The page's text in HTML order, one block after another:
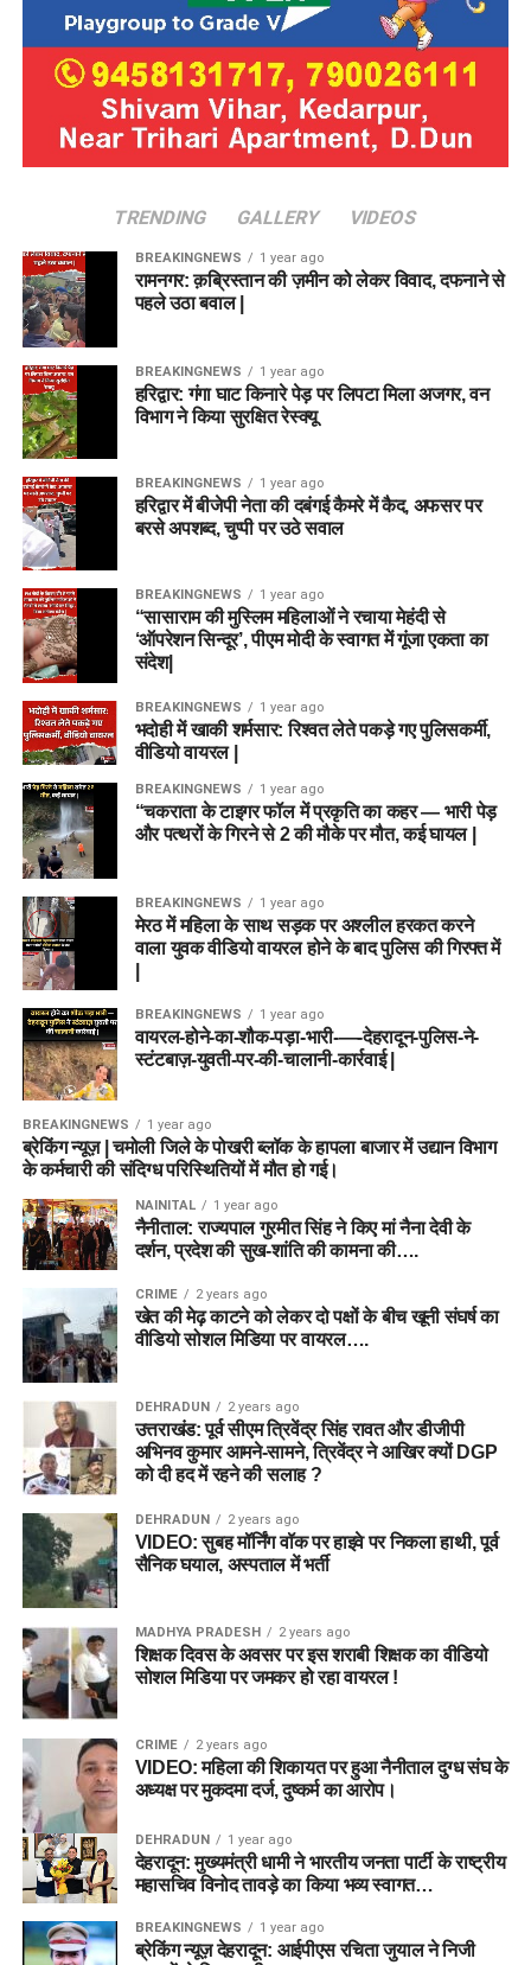
TRENDING GALLERY VIDEOS
BREAKINGNEWS 1 year ago
रामनगर: क़ब्रिस्तान की ज़मीन को लेकर विवाद, दफनाने से
पहले उठा बवाल |
BREAKINGNEWS 1 year ago
हरिद्वार: गंगा घाट किनारे पेड़ पर लिपटा मिला अजगर, वन
विभाग ने किया सुरक्षित रेस्क्यू
BREAKINGNEWS 1 year ago
हरिद्वार में बीजेपी नेता की दबंगई कैमरे में कैद, अफसर पर
बरसे अपशब्द, चुप्पी पर उठे सवाल
BREAKINGNEWS 1 year ago
“सासाराम की मुस्लिम महिलाओं ने रचाया मेहंदी से
‘ऑपरेशन सिन्दूर’, पीएम मोदी के स्वागत में गूंजा एकता का
संदेश|
BREAKINGNEWS 1 year ago
भदोही में खाकी शर्मसार: रिश्वत लेते पकड़े गए पुलिसकर्मी,
वीडियो वायरल |
BREAKINGNEWS 1 year ago
“चकराता के टाइगर फॉल में प्रकृति का कहर — भारी पेड़
और पत्थरों के गिरने से 2 की मौके पर मौत, कई घायल |
BREAKINGNEWS 1 year ago
मेरठ में महिला के साथ सड़क पर अश्लील हरकत करने
वाला युवक वीडियो वायरल होने के बाद पुलिस की गिरफ्त में
BREAKINGNEWS 1 year ago
वायरल-होने-का-शौक-पड़ा-भारी-—-देहरादून-पुलिस-ने-
स्टंटबाज़-युवती-पर-की-चालानी-कार्रवाई |
BREAKINGNEWS 1 year ago
ब्रेकिंग न्यूज़ | चमोली जिले के पोखरी ब्लॉक के हापला बाजार में उद्यान विभाग
के कर्मचारी की संदिग्ध परिस्थितियों में मौत हो गई।
NAINITAL 1 year ago
नैनीताल: राज्यपाल गुरमीत सिंह ने किए मां नैना देवी के
दर्शन, प्रदेश की सुख-शांति की कामना की….
CRIME 2 years ago
खेत की मेढ़ काटने को लेकर दो पक्षों के बीच खूनी संघर्ष का
वीडियो सोशल मिडिया पर वायरल….
DEHRADUN 2 years ago
उत्तराखंड: पूर्व सीएम त्रिवेंद्र सिंह रावत और डीजीपी
अभिनव कुमार आमने-सामने, त्रिवेंद्र ने आखिर क्यों DGP
को दी हद में रहने की सलाह ?
DEHRADUN 2 years ago
VIDEO: सुबह मॉर्निंग वॉक पर हाइवे पर निकला हाथी, पूर्व
सैनिक घयाल, अस्पताल में भर्ती
MADHYA PRADESH 2 years ago
शिक्षक दिवस के अवसर पर इस शराबी शिक्षक का वीडियो
सोशल मिडिया पर जमकर हो रहा वायरल !
CRIME 2 years ago
VIDEO: महिला की शिकायत पर हुआ नैनीताल दुग्ध संघ के
अध्यक्ष पर मुकदमा दर्ज, दुष्कर्म का आरोप।
DEHRADUN 1 year ago
देहरादून: मुख्यमंत्री धामी ने भारतीय जनता पार्टी के राष्ट्रीय
महासचिव विनोद तावड़े का किया भव्य स्वागत…
BREAKINGNEWS 1 year ago
ब्रेकिंग न्यूज़ देहरादून: आईपीएस रचिता जुयाल ने निजी